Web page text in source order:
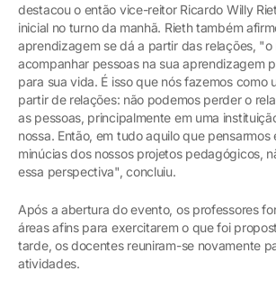
destacou o então vice-reitor Ricardo Willy
inicial no turno da manhã. Rieth também
aprendizagem se dá a partir das relações, "o
acompanhar pessoas na sua aprendizagem
para sua vida. É isso que nós fazemos como
partir de relações: não podemos perder o
as pessoas, principalmente em uma
nossa. Então, em tudo aquilo que pensarmos
minúcias dos nossos projetos pedagógicos,
essa perspectiva", concluiu.
Após a abertura do evento, os professores
áreas afins para exercitarem o que foi
tarde, os docentes reuniram-se novamente
atividades.